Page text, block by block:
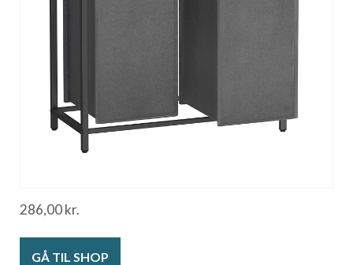
286,00kr.
GÅ TIL SHOP